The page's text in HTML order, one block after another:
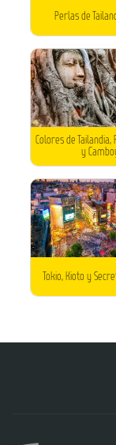
Perlas de
Colores de
y
Tokio, Kioto y